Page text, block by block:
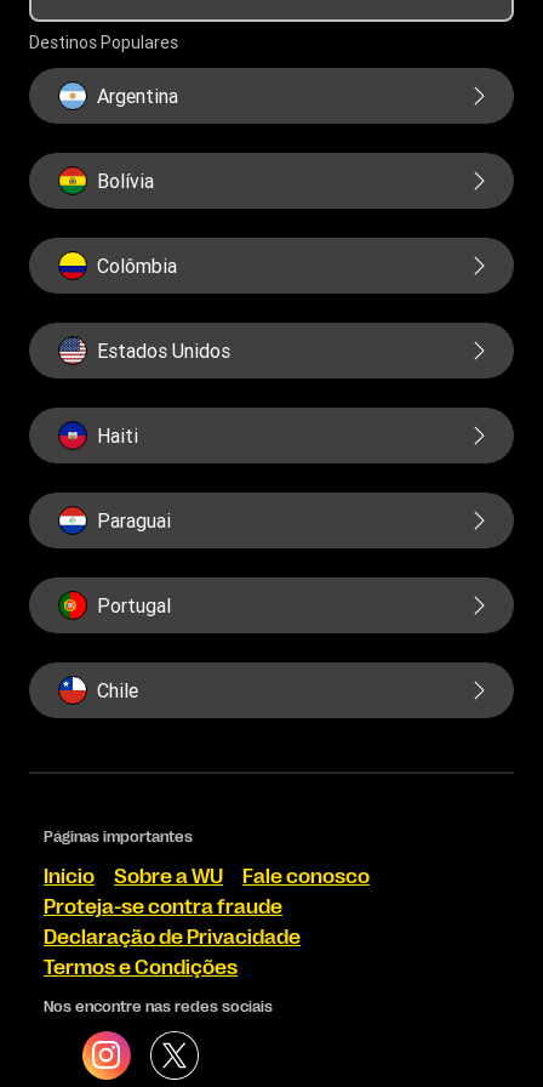
Governança
Relatorios
Destinos Populares
Argentina
Bolívia
Colômbia
Estados Unidos
Haiti
Paraguai
Portugal
Chile
Páginas importantes
Início Sobre a WU
Fale conosco
Proteja-se contra fraude
Declaração de Privacidade
Termos e Condições
Nos encontre nas redes sociais